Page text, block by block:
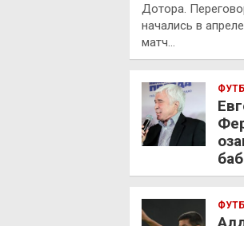
Дотора.
начались в
матч…